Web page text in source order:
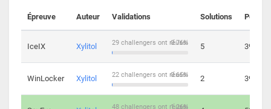
Épreuve Auteur Validations Solutions Points
IceIX Xylitol 0.76%
29 challengers ont réussi 5 39
WinLocker Xylitol 0.65%
22 challengers ont réussi 2 39
1.26%
48 challengers ont réussi